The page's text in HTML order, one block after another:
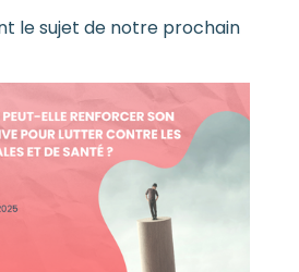
le sujet de notre prochain